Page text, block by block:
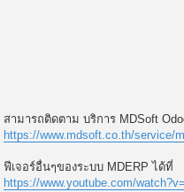
สามารถติดตาม บริการ MDSoft
https://www.mdsoft.co.th/service/
ฟีเจอร์อื่นๆของระบบ MDERP ได้ที่
https://www.youtube.com/